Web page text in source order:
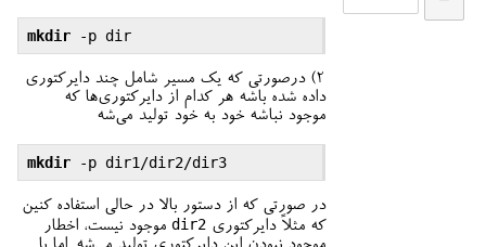
mkdir
۲) درصورتی که یک مسیر شامل چند دایرکتوری
داده شده باشه هر کدام از دایرکتوری‌ها که
موجود نباشه خود به خود تولید می‌شه
mkdir
در صورتی که از دستور بالا در حالی استفاده کنین
که مثلاً دایرکتوری dir2 موجود نیست، اخطار